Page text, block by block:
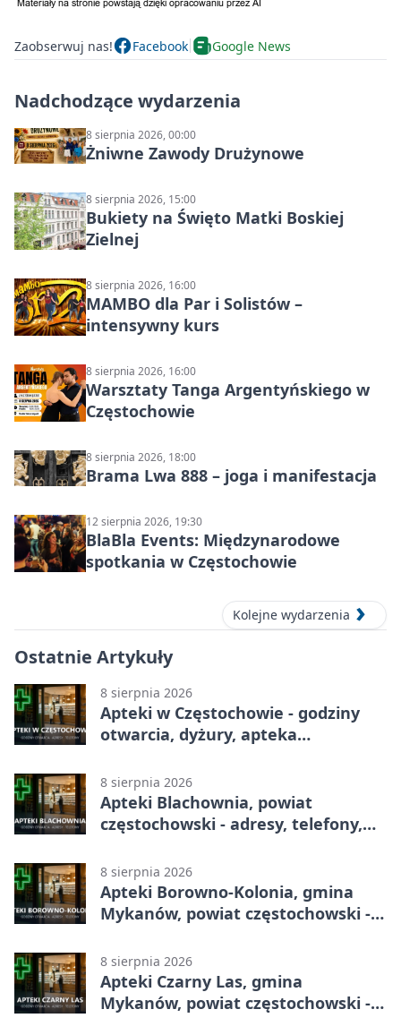
Zaobserwuj nas! Facebook Google News
Nadchodzące wydarzenia
8 sierpnia 2026, 00:00
Żniwne Zawody Drużynowe
8 sierpnia 2026, 15:00
Bukiety na Święto Matki Boskiej
Zielnej
8 sierpnia 2026, 16:00
MAMBO dla Par i Solistów –
intensywny kurs
8 sierpnia 2026, 16:00
Warsztaty Tanga Argentyńskiego w
Częstochowie
8 sierpnia 2026, 18:00
Brama Lwa 888 – joga i manifestacja
12 sierpnia 2026, 19:30
BlaBla Events: Międzynarodowe
spotkania w Częstochowie
Kolejne wydarzenia
Ostatnie Artykuły
8 sierpnia 2026
Apteki w Częstochowie - godziny
otwarcia, dyżury, apteka
8 sierpnia 2026
Apteki Blachownia, powiat
częstochowski - adresy, telefony,
8 sierpnia 2026
Apteki Borowno-Kolonia, gmina
Mykanów, powiat częstochowski -
8 sierpnia 2026
Apteki Czarny Las, gmina
Mykanów, powiat częstochowski -